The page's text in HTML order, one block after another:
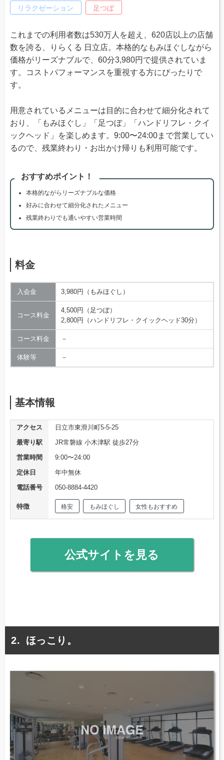
リラクゼーション 足つぼ
これまでの利用者数は530万人を超え、620店以上の店舗
数を誇る、りらくる 日立店。本格的なもみほぐしながら
価格がリーズナブルで、60分3,980円で提供されていま
す。コストパフォーマンスを重視する方にぴったりで
す。
用意されているメニューは目的に合わせて細分化されて
おり、「もみほぐし」「足つぼ」「ハンドリフレ・クイ
ックヘッド」を楽しめます。9:00〜24:00まで営業してい
るので、残業終わり・お出かけ帰りも利用可能です。
おすすめポイント！
本格的ながらリーズナブルな価格
好みに合わせて細分化されたメニュー
残業終わりでも通いやすい営業時間
料金
入会金 3,980円（もみほぐし）
コース料金
4,500円（足つぼ）
2,800円（ハンドリフレ・クイックヘッド30分）
コース料金 －
体験等 －
基本情報
アクセス
日立市東滑川町5-5-25
最寄り駅
JR常磐線 小木津駅 徒歩27分
営業時間
9:00〜24:00
定休日
年中無休
電話番号
050-8884-4420
特徴 格安 もみほぐし 女性もおすすめ
公式サイトを見る
ほっこり。